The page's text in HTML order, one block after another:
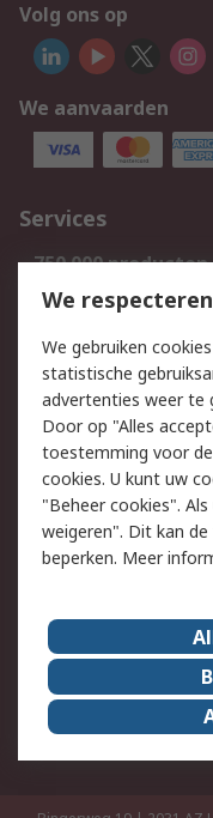
Volg ons op
We aanvaarden
Services
750.000 producten
Bestellen
Track & Trace
Wettelijk
Cookiebeleid
Privacybeleid
Algemene
Over RS
RS Group
RS wereldwijd
ESG
We
We gebruiken
statistische
advertenties weer te
Door op "Alles
toestemming voor
cookies. U kunt uw
"Beheer cookies".
weigeren". Dit kan
beperken. Meer